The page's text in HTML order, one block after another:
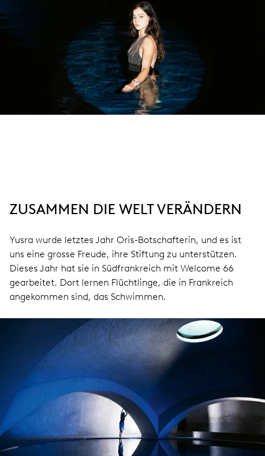
ZUSAMMEN DIE WELT VERÄNDERN
Yusra wurde letztes Jahr Oris-Botschafterin, und es ist
uns eine grosse Freude, ihre Stiftung zu unterstützen.
Dieses Jahr hat sie in Südfrankreich mit Welcome 66
gearbeitet. Dort lernen Flüchtlinge, die in Frankreich
angekommen sind, das Schwimmen.